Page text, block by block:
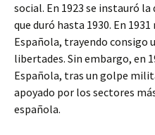
social. En 1923 se instauró
que duró hasta 1930. En
Española, trayendo consigo
libertades. Sin embargo, en
Española, tras un golpe
apoyado por los sectores
española.